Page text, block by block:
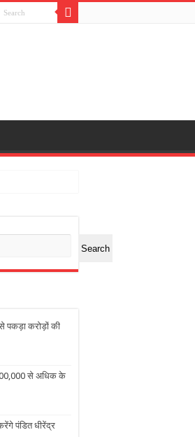
Search
पकड़ा करोड़ों की
से अधिक के
पंडित धीरेंद्र